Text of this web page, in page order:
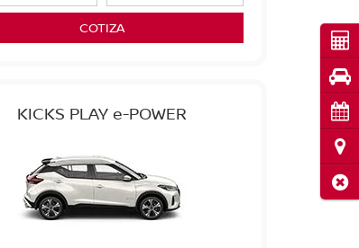
COTIZA
KICKS PLAY e-POWER